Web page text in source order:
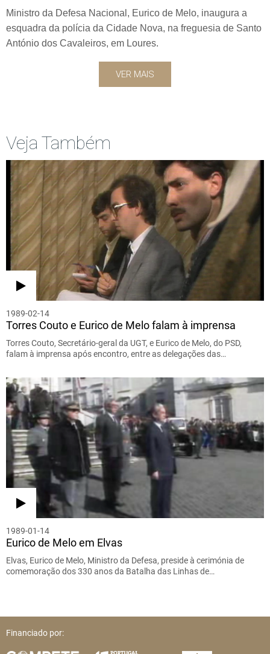
Ministro da Defesa Nacional, Eurico de Melo, inaugura a
esquadra da polícia da Cidade Nova, na freguesia de Santo
António dos Cavaleiros, em Loures.
VER MAIS
Veja Também
1989-02-14
Torres Couto e Eurico de Melo falam à imprensa
Torres Couto, Secretário-geral da UGT, e Eurico de Melo, do PSD,
falam à imprensa após encontro, entre as delegações das…
1989-01-14
Eurico de Melo em Elvas
Elvas, Eurico de Melo, Ministro da Defesa, preside à cerimónia de
comemoração dos 330 anos da Batalha das Linhas de…
Financiado por: